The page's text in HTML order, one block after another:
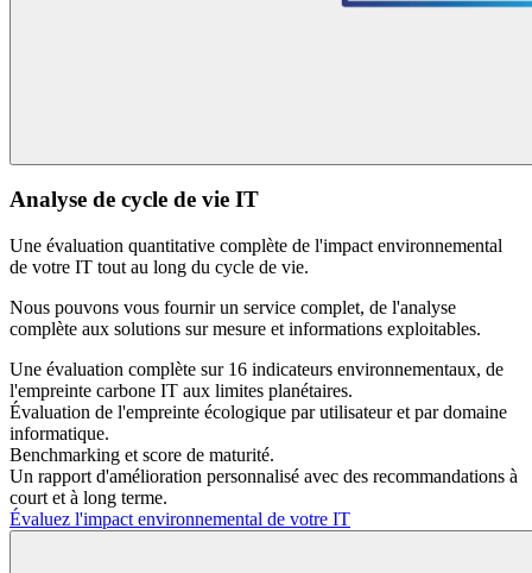
Analyse de cycle de vie IT
Une évaluation quantitative complète de l'impact environnemental
de votre IT tout au long du cycle de vie.
Nous pouvons vous fournir un service complet, de l'analyse
complète aux solutions sur mesure et informations exploitables.
Une évaluation complète sur 16 indicateurs environnementaux, de
l'empreinte carbone IT aux limites planétaires.
Évaluation de l'empreinte écologique par utilisateur et par domaine
informatique.
Benchmarking et score de maturité.
Un rapport d'amélioration personnalisé avec des recommandations à
court et à long terme.
Évaluez l'impact environnemental de votre IT